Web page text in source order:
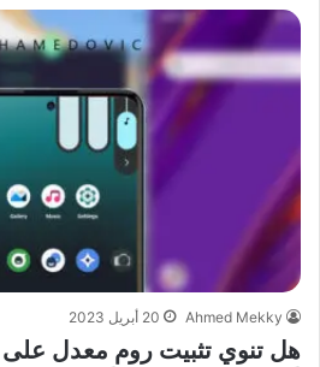
Ahmed Mekky 20 أبريل 2023